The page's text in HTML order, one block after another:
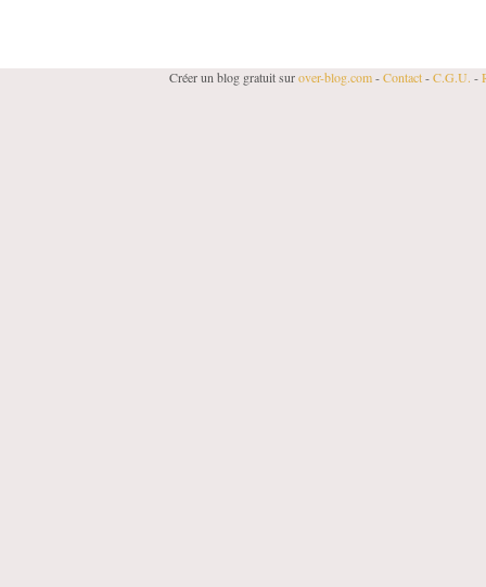
Créer un blog gratuit surover-blog.com-Contact-C.G.U. -